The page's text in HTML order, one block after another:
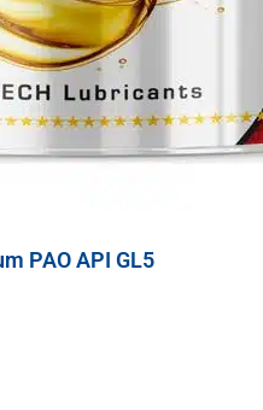
PAO API GL5